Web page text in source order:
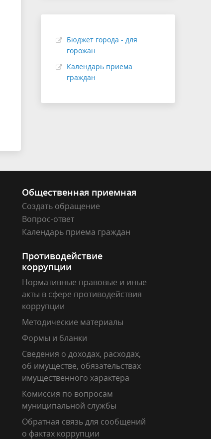
Бюджет города - для
горожан
Календарь приема
граждан
Общественная приемная
Создать обращение
Вопрос-ответ
Календарь приема граждан
Противодействие
коррупции
Нормативные правовые и иные
акты в сфере противодействия
коррупции
Методические материалы
Формы и бланки
Сведения о доходах, расходах,
об имуществе, обязательствах
имущественного характера
Комиссия по вопросам
муниципальной службы
Обратная связь для сообщений
о фактах коррупции